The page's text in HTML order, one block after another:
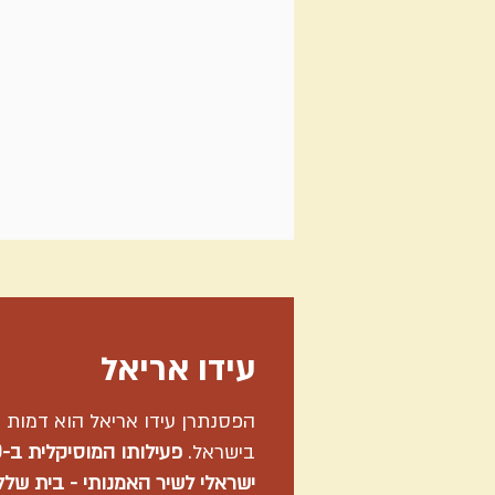
עידו אריאל
הפסנתרן עידו אריאל הוא
בישראל.
ישראלי לשיר האמנותי - בית